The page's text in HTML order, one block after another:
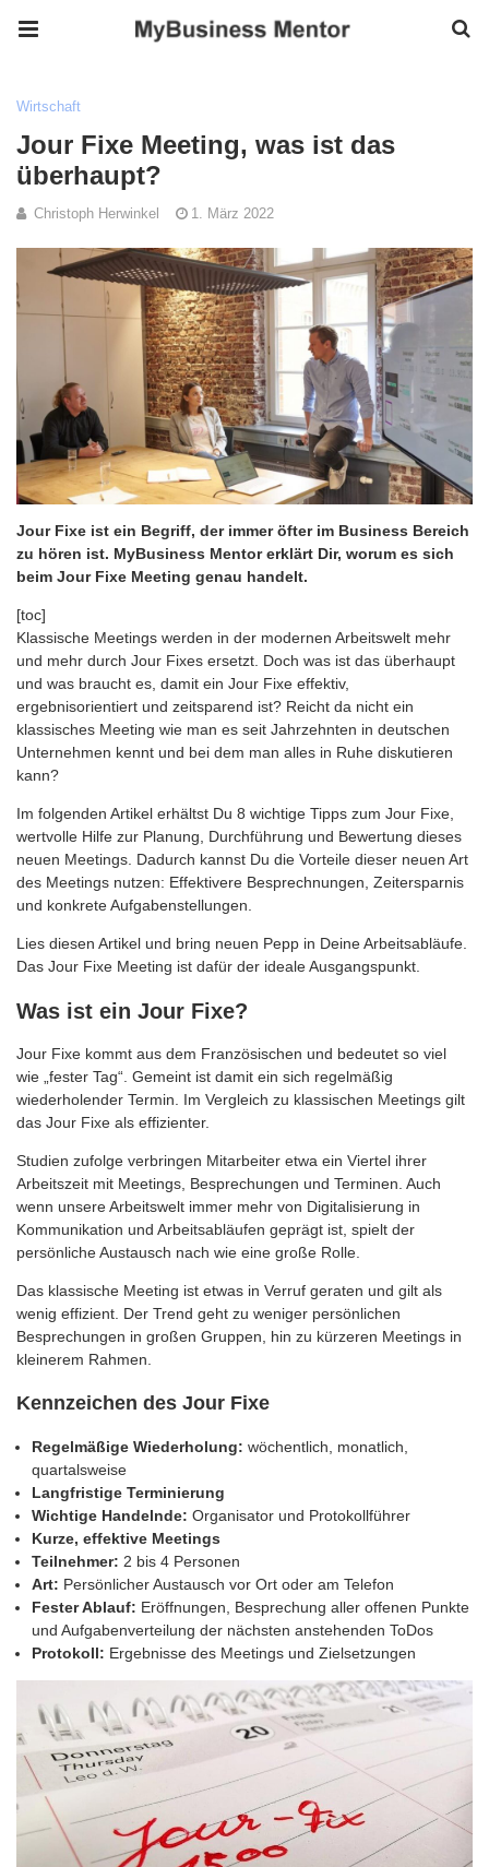
Wirtschaft
Jour Fixe Meeting, was ist das
überhaupt?
Christoph Herwinkel 1. März 2022
Jour Fixe ist ein Begriff, der immer öfter im Business Bereich
zu hören ist. MyBusiness Mentor erklärt Dir, worum es sich
beim Jour Fixe Meeting genau handelt.
[toc]
Klassische Meetings werden in der modernen Arbeitswelt mehr
und mehr durch Jour Fixes ersetzt. Doch was ist das überhaupt
und was braucht es, damit ein Jour Fixe effektiv,
ergebnisorientiert und zeitsparend ist? Reicht da nicht ein
klassisches Meeting wie man es seit Jahrzehnten in deutschen
Unternehmen kennt und bei dem man alles in Ruhe diskutieren
kann?
Im folgenden Artikel erhältst Du 8 wichtige Tipps zum Jour Fixe,
wertvolle Hilfe zur Planung, Durchführung und Bewertung dieses
neuen Meetings. Dadurch kannst Du die Vorteile dieser neuen Art
des Meetings nutzen: Effektivere Besprechnungen, Zeitersparnis
und konkrete Aufgabenstellungen.
Lies diesen Artikel und bring neuen Pepp in Deine Arbeitsabläufe.
Das Jour Fixe Meeting ist dafür der ideale Ausgangspunkt.
Was ist ein Jour Fixe?
Jour Fixe kommt aus dem Französischen und bedeutet so viel
wie „fester Tag“. Gemeint ist damit ein sich regelmäßig
wiederholender Termin. Im Vergleich zu klassischen Meetings gilt
das Jour Fixe als effizienter.
Studien zufolge verbringen Mitarbeiter etwa ein Viertel ihrer
Arbeitszeit mit Meetings, Besprechungen und Terminen. Auch
wenn unsere Arbeitswelt immer mehr von Digitalisierung in
Kommunikation und Arbeitsabläufen geprägt ist, spielt der
persönliche Austausch nach wie eine große Rolle.
Das klassische Meeting ist etwas in Verruf geraten und gilt als
wenig effizient. Der Trend geht zu weniger persönlichen
Besprechungen in großen Gruppen, hin zu kürzeren Meetings in
kleinerem Rahmen.
Kennzeichen des Jour Fixe
Regelmäßige Wiederholung: wöchentlich, monatlich,
quartalsweise
Langfristige Terminierung
Wichtige Handelnde: Organisator und Protokollführer
Kurze, effektive Meetings
Teilnehmer: 2 bis 4 Personen
Art: Persönlicher Austausch vor Ort oder am Telefon
Fester Ablauf: Eröffnungen, Besprechung aller offenen Punkte
und Aufgabenverteilung der nächsten anstehenden ToDos
Protokoll: Ergebnisse des Meetings und Zielsetzungen